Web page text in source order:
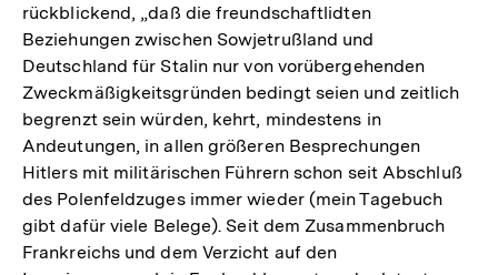
rückblickend, „daß die freundschaftlidten
Beziehungen zwischen Sowjetrußland und
Deutschland für Stalin nur von vorübergehenden
Zweckmäßigkeitsgründen bedingt seien und zeitlich
begrenzt sein würden, kehrt, mindestens in
Andeutungen, in allen größeren Besprechungen
Hitlers mit militärischen Führern schon seit Abschluß
des Polenfeldzuges immer wieder (mein Tagebuch
gibt dafür viele Belege). Seit dem Zusammenbruch
Frankreichs und dem Verzicht auf den